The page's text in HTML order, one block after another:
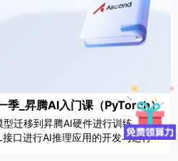
季_昇腾AI入门课（PyTorch）
迁移到昇腾AI硬件进行训练、调
口进行AI推理应用的开发与运行